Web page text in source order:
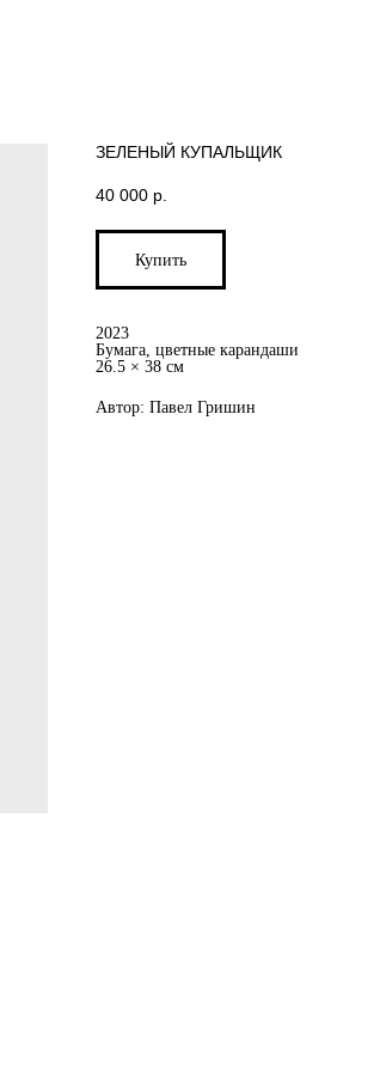
ЗЕЛЕНЫЙ КУПАЛЬЩИК
40 000 р.
Купить
2023
Бумага, цветные карандаши
26.5 × 38 см
Автор: Павел Гришин